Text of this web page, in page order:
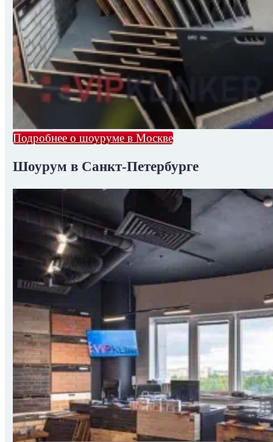
Подробнее о шоуруме в Москве
Шоурум в Санкт-Петербурге